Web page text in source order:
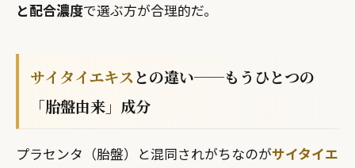
と配合濃度で選ぶ方が合理的だ。
サイタイエキスとの違い──もうひとつの
「胎盤由来」成分
プラセンタ（胎盤）と混同されがちなのがサイタイエ